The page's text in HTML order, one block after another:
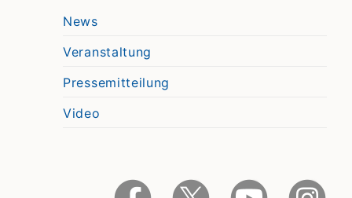
News
Veranstaltung
Pressemitteilung
Video